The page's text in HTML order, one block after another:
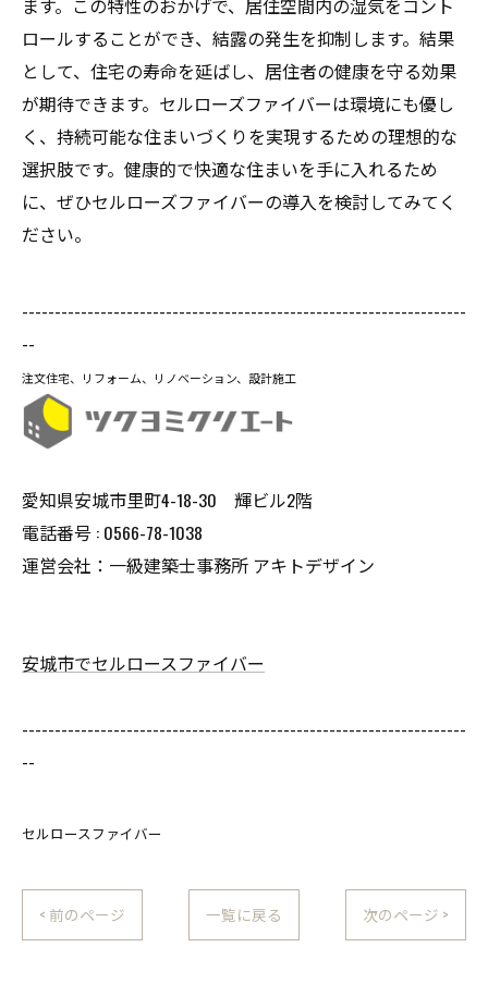
ます。この特性のおかげで、居住空間内の湿気をコント
ロールすることができ、結露の発生を抑制します。結果
として、住宅の寿命を延ばし、居住者の健康を守る効果
が期待できます。セルローズファイバーは環境にも優し
く、持続可能な住まいづくりを実現するための理想的な
選択肢です。健康的で快適な住まいを手に入れるため
に、ぜひセルローズファイバーの導入を検討してみてく
ださい。
--------------------------------------------------------------------
--
注文住宅、リフォーム、リノベーション、設計施工
愛知県安城市里町4-18-30 輝ビル2階
電話番号 : 0566-78-1038
運営会社：一級建築士事務所 アキトデザイン
安城市でセルロースファイバー
--------------------------------------------------------------------
--
セルロースファイバー
< 前のページ 一覧に戻る 次のページ >